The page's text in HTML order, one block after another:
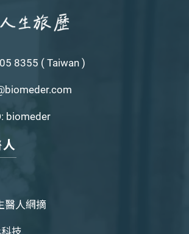
8355 ( Taiwan )
biomeder
醫人網摘